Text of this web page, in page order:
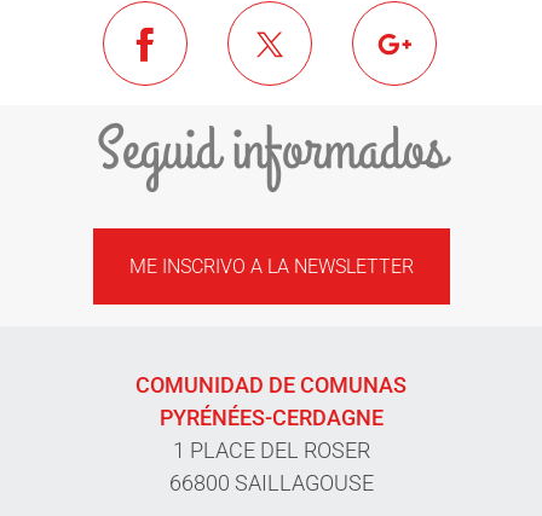
Seguid informados
ME INSCRIVO A LA NEWSLETTER
COMUNIDAD DE COMUNAS
PYRÉNÉES-CERDAGNE
1 PLACE DEL ROSER
66800 SAILLAGOUSE